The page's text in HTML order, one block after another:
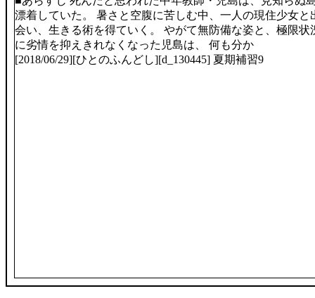
漂着していた。 暑さと空腹に苦しむ中、一人の現住少女と
会い、生きる術を得ていく。 やがて無防備な姿と、極限状
に劣情を抑えきれなくなった児島は、 何も分か
[2018/06/29][ひとのふんどし][d_130445] 夏期補習9